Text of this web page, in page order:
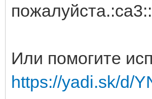
Или помогите
https://yadi.sk/d/